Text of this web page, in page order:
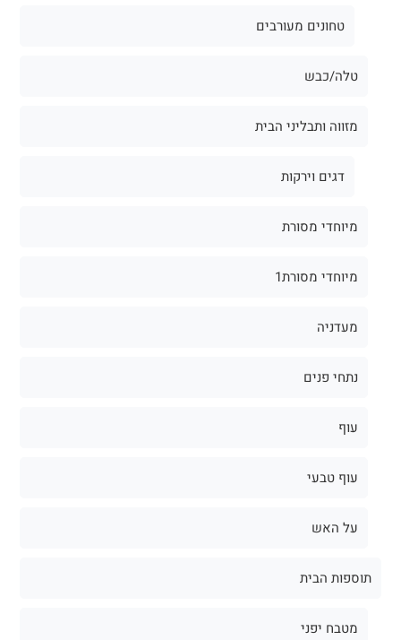
טחונים מעורבים
טלה/כבש
מזווה ותבליני הבית
דגים וירקות
מיוחדי מסורת
מיוחדי מסורת1
מעדניה
נתחי פנים
עוף
עוף טבעי
על האש
תוספות הבית
מטבח יפני